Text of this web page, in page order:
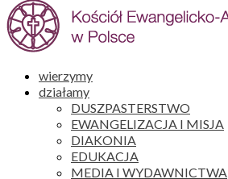
wierzymy
działamy
DUSZPASTERSTWO
EWANGELIZACJA I MISJA
DIAKONIA
EDUKACJA
MEDIA I WYDAWNICTWA